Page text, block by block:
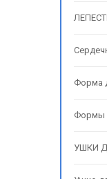
Форма
Формы
УШКИ